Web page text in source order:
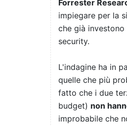
Forrester
impiegare per la
che già
security.
L'indagine ha in
quelle che più
fatto che i due
budget) non
improbabile che